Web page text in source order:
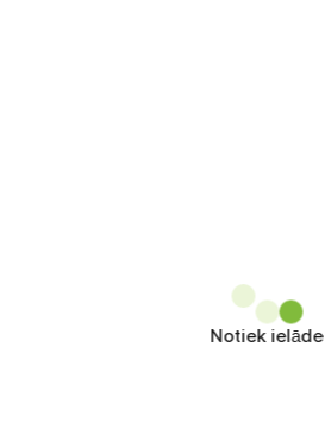
Notiek ielāde